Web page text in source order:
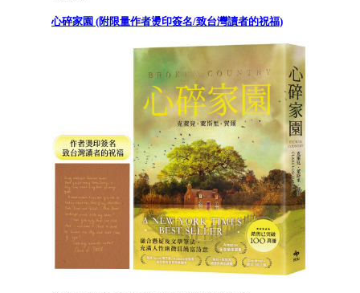
心碎家園 (附限量作者燙印簽名/致台灣讀者的祝福)